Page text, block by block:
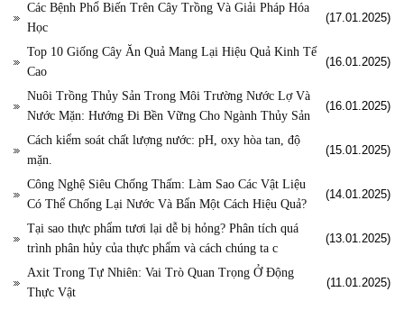
Các Bệnh Phổ Biến Trên Cây Trồng Và Giải Pháp Hóa
Học
(17.01.2025)
Top 10 Giống Cây Ăn Quả Mang Lại Hiệu Quả Kinh Tế
Cao
(16.01.2025)
Nuôi Trồng Thủy Sản Trong Môi Trường Nước Lợ Và
Nước Mặn: Hướng Đi Bền Vững Cho Ngành Thủy Sản
(16.01.2025)
Cách kiểm soát chất lượng nước: pH, oxy hòa tan, độ
mặn.
(15.01.2025)
Công Nghệ Siêu Chống Thấm: Làm Sao Các Vật Liệu
Có Thể Chống Lại Nước Và Bẩn Một Cách Hiệu Quả?
(14.01.2025)
Tại sao thực phẩm tươi lại dễ bị hỏng? Phân tích quá
trình phân hủy của thực phẩm và cách chúng ta c
(13.01.2025)
Axit Trong Tự Nhiên: Vai Trò Quan Trọng Ở Động
Thực Vật
(11.01.2025)